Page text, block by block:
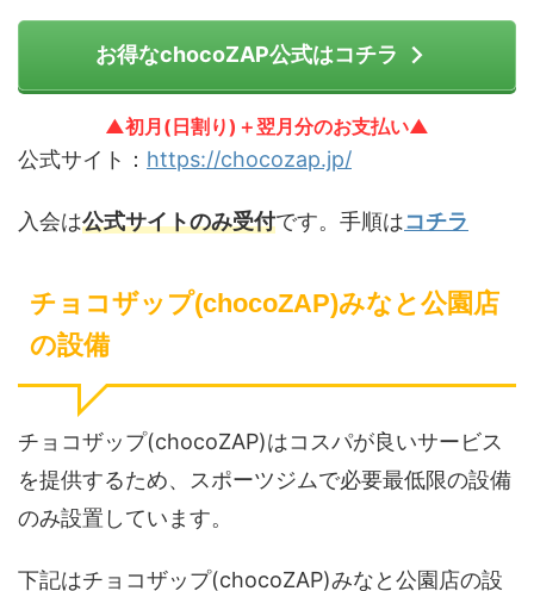
お得なchocoZAP公式はコチラ
▲初月(日割り)＋翌月分のお支払い▲
公式サイト： https://chocozap.jp/
入会は公式サイトのみ受付です。手順はコチラ
チョコザップ(chocoZAP)みなと公園店
の設備
チョコザップ(chocoZAP)はコスパが良いサービス
を提供するため、スポーツジムで必要最低限の設備
のみ設置しています。
下記はチョコザップ(chocoZAP)みなと公園店の設